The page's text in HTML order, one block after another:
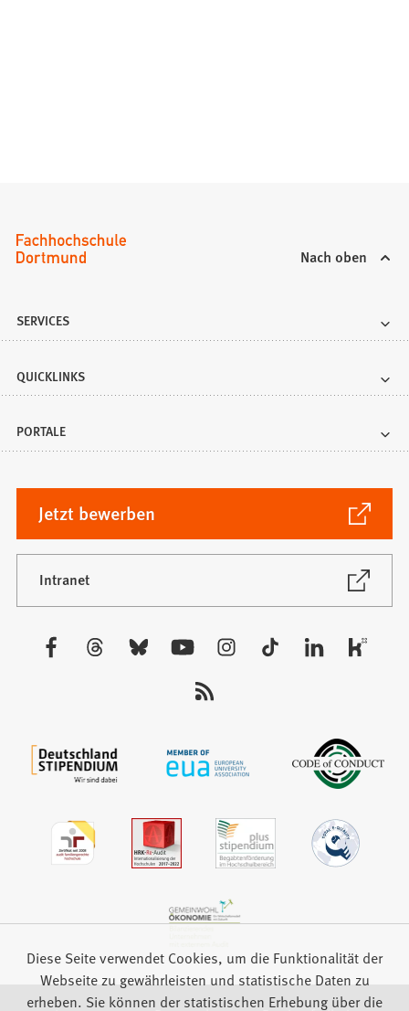
Nach oben
SERVICES
QUICKLINKS
PORTALE
Jetzt bewerben
(Öffnet
in
einem
neuen
Tab)
Intranet
(Öffnet
neuen
Besuchen
Diese Seite verwendet Cookies, um die Funktionalität der
Webseite zu gewährleisten und statistische Daten zu
erheben. Sie können der statistischen Erhebung über die